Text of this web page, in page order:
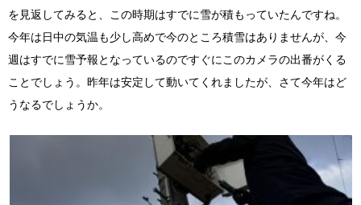
を見返してみると、この時期はすでに雪が積もっていたんですね。
今年は日中の気温も少し高めで今のところ積雪はありませんが、今
週はすでに雪予報となっているのですぐにこのカメラの出番がくる
ことでしょう。昨年は安定して動いてくれましたが、さて今年はど
うなるでしょうか。